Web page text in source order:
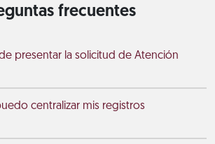
frecuentes
presentar la solicitud de Atención
centralizar mis registros